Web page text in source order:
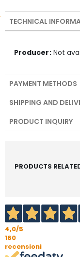
TECHNICAL
Producer:Not
PAYMENT METHODS
SHIPPING AND
PRODUCT INQUIRY
PRODUCTS
4,0/5
160
recensioni